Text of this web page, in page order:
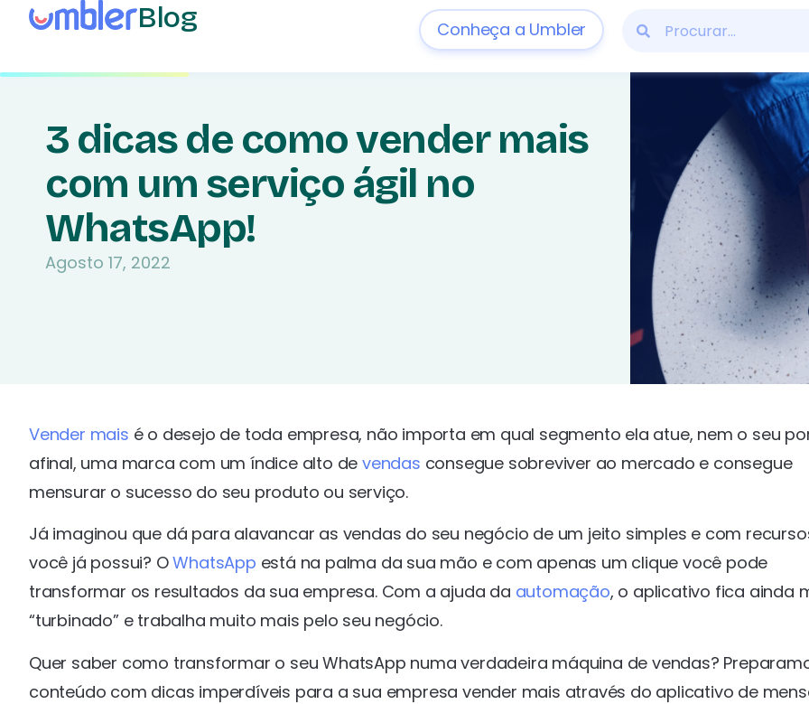
Blog Conheça a Umbler
3 dicas de como vender mais
com um serviço ágil no
WhatsApp!
Agosto 17, 2022
Vender mais é o desejo de toda empresa, não importa em qual segmento ela atue, nem o seu
afinal, uma marca com um índice alto de vendas consegue sobreviver ao mercado e consegue
mensurar o sucesso do seu produto ou serviço.
Já imaginou que dá para alavancar as vendas do seu negócio de um jeito simples e com
você já possui? OWhatsApp está na palma da sua mão e com apenas um clique você pode
transformar os resultados da sua empresa. Com a ajuda da automação, o aplicativo fica ainda
“turbinado” e trabalha muito mais pelo seu negócio.
Quer saber como transformar o seu WhatsApp numa verdadeira máquina de vendas?
conteúdo com dicas imperdíveis para a sua empresa vender mais através do aplicativo de